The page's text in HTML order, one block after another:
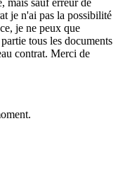
je n'ai pas la possibilité
je ne peux que
tous les documents
contrat. Merci de